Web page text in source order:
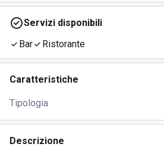
Servizi disponibili
Bar
Ristorante
Caratteristiche
Tipologia
Descrizione